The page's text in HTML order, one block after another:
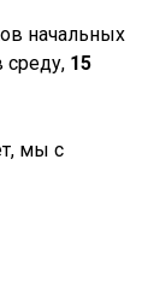
начальных
среду, 15
мы с